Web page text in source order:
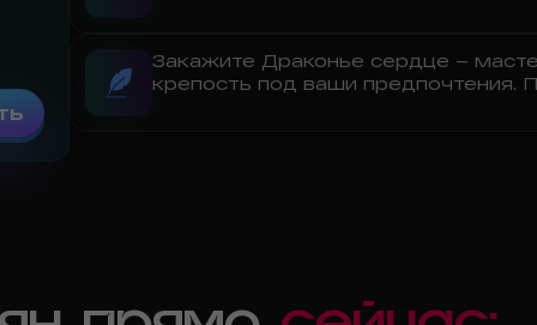
Закажите Драконье сердце –
крепость под ваши предпочтения.